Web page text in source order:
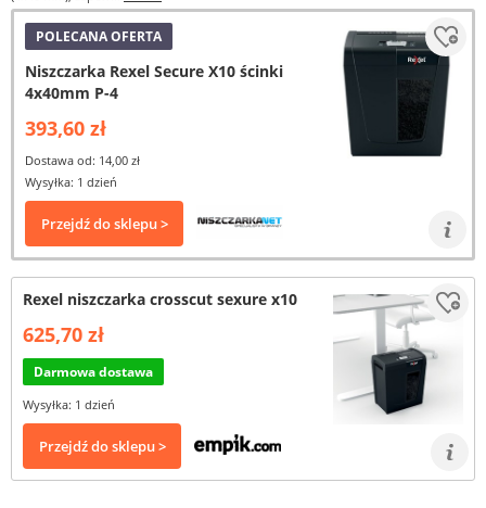
POLECANA OFERTA
Niszczarka Rexel Secure X10 ścinki
4x40mm P-4
393,60 zł
Dostawa od: 14,00 zł
Wysyłka: 1 dzień
Przejdź do sklepu >
Rexel niszczarka crosscut sexure x10
625,70 zł
Darmowa dostawa
Wysyłka: 1 dzień
Przejdź do sklepu >